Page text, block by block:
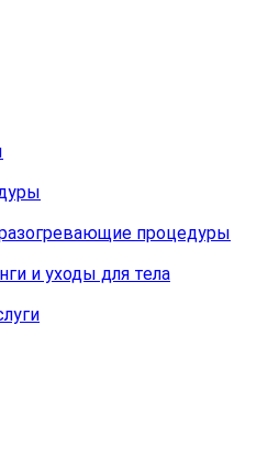
процедуры
и уходы для тела